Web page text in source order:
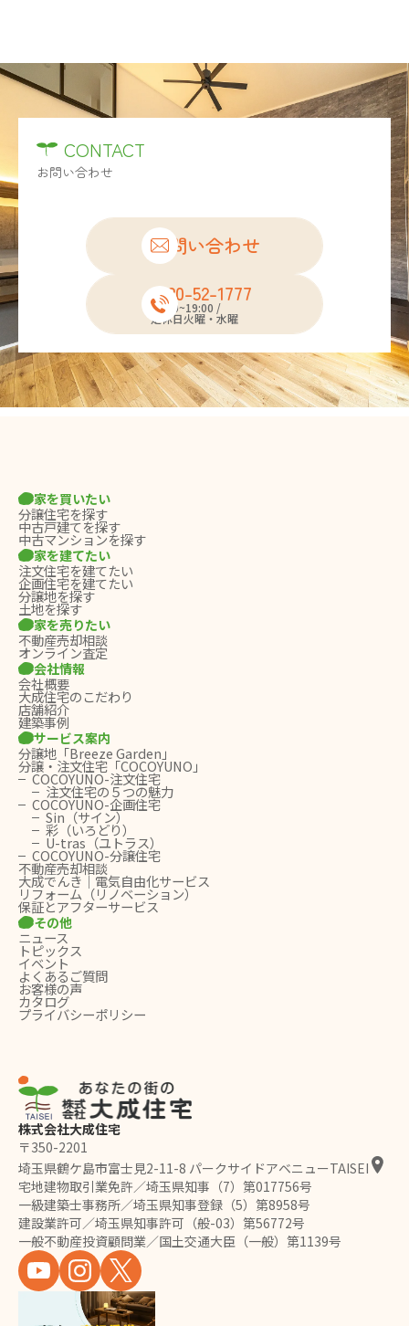
CONTACT
お問い合わせ
お問い合わせ
0120-52-1777
10:00~19:00 /
定休日火曜・水曜
株式会社大成住宅
〒350-2201
埼玉県鶴ケ島市富士見2-11-8 パークサイドアベニューTAISEI
宅地建物取引業免許／埼玉県知事（7）第017756号
一級建築士事務所／埼玉県知事登録（5）第8958号
建設業許可／埼玉県知事許可（般-03）第56772号
一般不動産投資顧問業／国土交通大臣（一般）第1139号
家を買いたい
分譲住宅を探す
中古戸建てを探す
中古マンションを探す
家を建てたい
注文住宅を建てたい
企画住宅を建てたい
分譲地を探す
土地を探す
家を売りたい
不動産売却相談
オンライン査定
会社情報
会社概要
大成住宅のこだわり
店舗紹介
建築事例
サービス案内
分譲地「Breeze Garden」
分譲・注文住宅「COCOYUNO」
COCOYUNO-注文住宅
注文住宅の５つの魅力
COCOYUNO-企画住宅
Sin（サイン）
彩（いろどり）
U-tras（ユトラス）
COCOYUNO-分譲住宅
不動産売却相談
大成でんき｜電気自由化サービス
リフォーム（リノベーション）
保証とアフターサービス
その他
ニュース
トピックス
イベント
よくあるご質問
お客様の声
カタログ
プライバシーポリシー